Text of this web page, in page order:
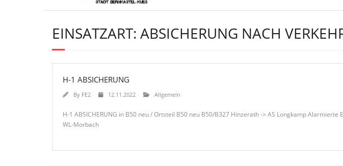
EINSATZART: ABSICHERUNG NACH
H-1 ABSICHERUNG
By FE2 12.11.2022 Allgemein
H-1 ABSICHERUNG in B50 neu / Ortsteil B50 neu B50/B327 Hinzerath -> AS Longkamp
WL-Morbach